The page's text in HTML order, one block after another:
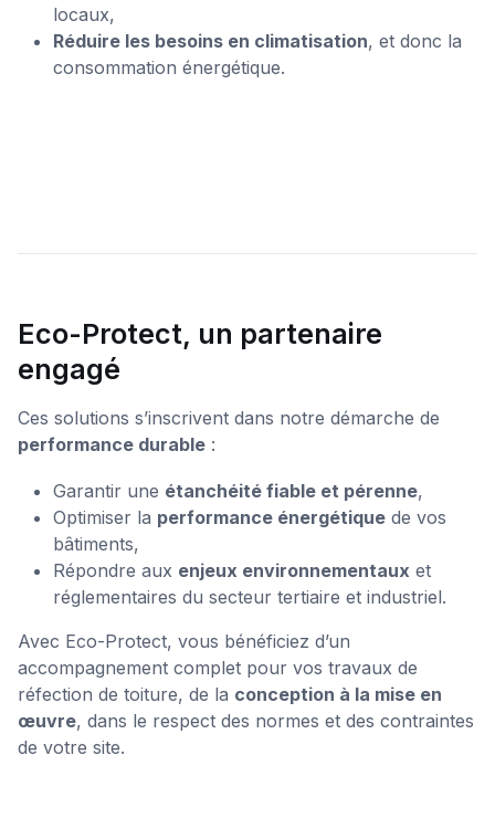
locaux,
Réduire les besoins en climatisation, et donc la
consommation énergétique.
Eco-Protect, un partenaire
engagé
Ces solutions s’inscrivent dans notre démarche de
performance durable :
Garantir une étanchéité fiable et pérenne,
Optimiser la performance énergétique de vos
bâtiments,
Répondre aux enjeux environnementaux et
réglementaires du secteur tertiaire et industriel.
Avec Eco-Protect, vous bénéficiez d’un
accompagnement complet pour vos travaux de
réfection de toiture, de la conception à la mise en
œuvre, dans le respect des normes et des contraintes
de votre site.